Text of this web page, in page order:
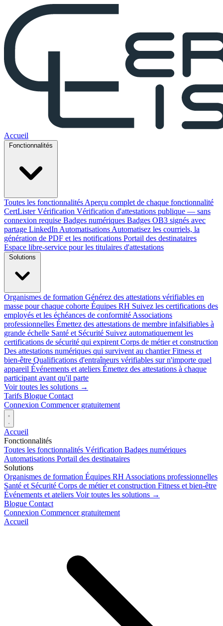
Accueil
Toutes les fonctionnalités Aperçu complet de chaque fonctionnalité
CertLister Vérification Vérification d'attestations publique — sans
connexion requise Badges numériques Badges OB3 signés avec
partage LinkedIn Automatisations Automatisez les courriels, la
génération de PDF et les notifications Portail des destinataires
Espace libre-service pour les titulaires d'attestations
Organismes de formation Générez des attestations vérifiables en
masse pour chaque cohorte Équipes RH Suivez les certifications des
employés et les échéances de conformité Associations
professionnelles Émettez des attestations de membre infalsifiables à
grande échelle Santé et Sécurité Suivez automatiquement les
certifications de sécurité qui expirent Corps de métier et construction
Des attestations numériques qui survivent au chantier Fitness et
bien-être Qualifications d'entraîneurs vérifiables sur n'importe quel
appareil Événements et ateliers Émettez des attestations à chaque
participant avant qu'il parte
Voir toutes les solutions →
Tarifs Blogue Contact
Connexion Commencer gratuitement
Accueil
Fonctionnalités
Toutes les fonctionnalités Vérification Badges numériques
Automatisations Portail des destinataires
Solutions
Organismes de formation Équipes RH Associations professionnelles
Santé et Sécurité Corps de métier et construction Fitness et bien-être
Événements et ateliers Voir toutes les solutions →
Blogue Contact
Connexion Commencer gratuitement
Accueil